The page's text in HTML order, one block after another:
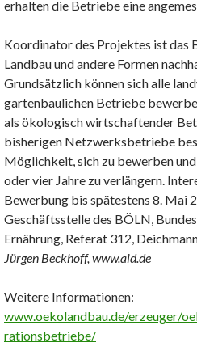
erhalten die Betriebe eine
Koordinator des Projektes ist das
Landbau und andere Formen
Grundsätzlich können sich alle
gartenbaulichen Betriebe
als ökologisch wirtschaftender
bisherigen Netzwerksbetriebe
Möglichkeit, sich zu bewerben
oder vier Jahre zu verlängern.
Bewerbung bis spätestens 8. Mai
Geschäftsstelle des BÖLN,
Ernährung, Referat 312,
Jürgen Beckhoff, www.aid.de
Weitere Informationen:
www.oekolandbau.de/erzeuger/
rationsbetriebe/